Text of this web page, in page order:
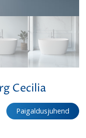
Cecilia
Paigaldusjuhend